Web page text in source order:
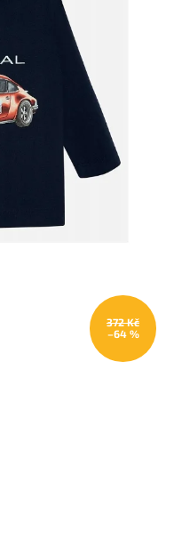
372 Kč
–64 %